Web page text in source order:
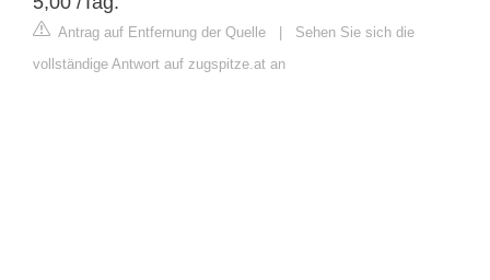
Antrag auf Entfernung der Quelle
Sehen Sie sich die
vollständige Antwort auf zugspitze.at an